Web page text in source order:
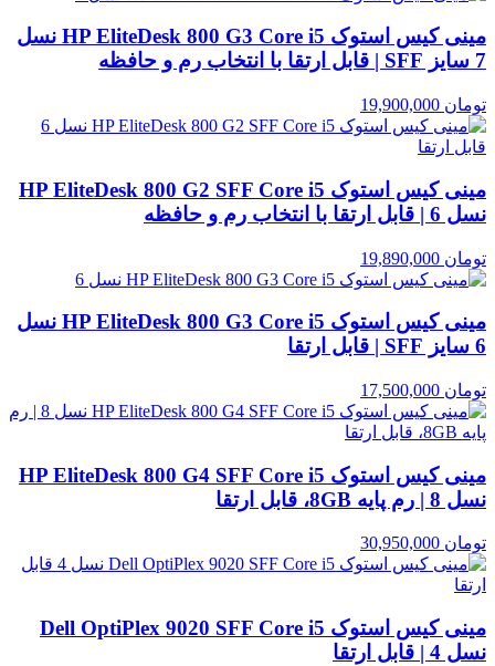
مینی کیس استوک HP EliteDesk 800 G3 Core i5 نسل
7 سایز SFF | قابل ارتقا با انتخاب رم و حافظه
تومان
مینی کیس استوک HP EliteDesk 800 G2 SFF Core i5
نسل 6 | قابل ارتقا با انتخاب رم و حافظه
تومان
مینی کیس استوک HP EliteDesk 800 G3 Core i5 نسل
6 سایز SFF | قابل ارتقا
تومان
مینی کیس استوک HP EliteDesk 800 G4 SFF Core i5
نسل 8 | رم پایه 8GB، قابل ارتقا
تومان
مینی کیس استوک Dell OptiPlex 9020 SFF Core i5
نسل 4 | قابل ارتقا